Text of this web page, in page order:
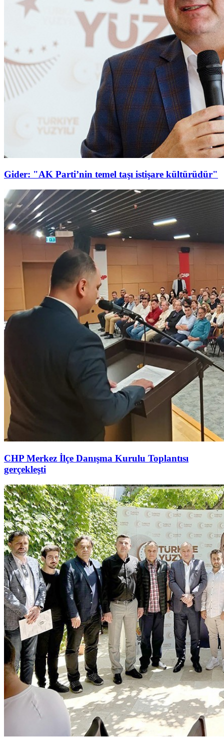
Gider: "AK Parti’nin temel taşı istişare kültürüdür"
CHP Merkez İlçe Danışma Kurulu Toplantısı
gerçekleşti